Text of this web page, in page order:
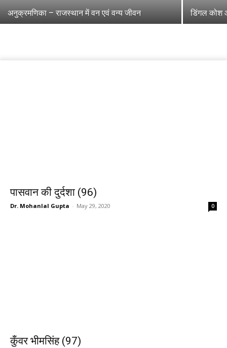
अनुक्रमणिका – राजस्थान में वन एवं वन्य जीवन डिंगल कोश
पासवान की दुर्दशा (96)
Dr. Mohanlal Gupta - May 29, 2020 0
कुँवर भीमसिंह (97)